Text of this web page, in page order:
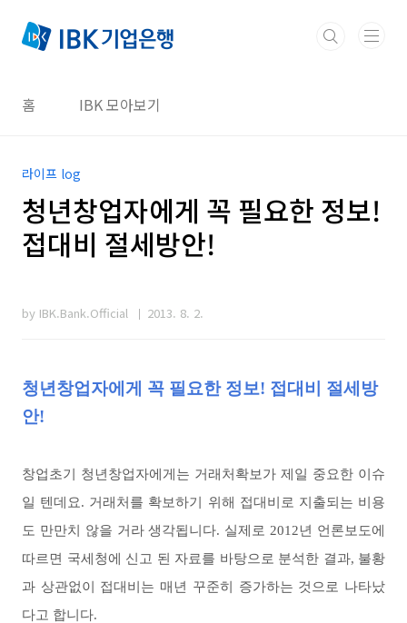
홈 IBK 모아보기
라이프 log
청년창업자에게 꼭 필요한 정보!
접대비 절세방안!
by IBK.Bank.Official 2013. 8. 2.
청년창업자에게 꼭 필요한 정보! 접대비 절세방
안!
창업초기 청년창업자에게는 거래처확보가 제일 중요한 이슈
일 텐데요. 거래처를 확보하기 위해 접대비로 지출되는 비용
도 만만치 않을 거라 생각됩니다. 실제로 2012년 언론보도에
따르면 국세청에 신고 된 자료를 바탕으로 분석한 결과, 불황
과 상관없이 접대비는 매년 꾸준히 증가하는 것으로 나타났
다고 합니다.